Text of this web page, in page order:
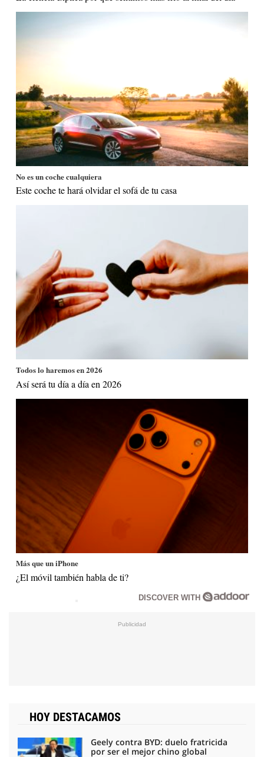
No es un coche cualquiera
Este coche te hará olvidar el sofá de tu casa
Todos lo haremos en 2026
Así será tu día a día en 2026
Más que un iPhone
¿El móvil también habla de ti?
DISCOVER WITH
HOY DESTACAMOS
Geely contra BYD: duelo fratricida
por ser el mejor chino global